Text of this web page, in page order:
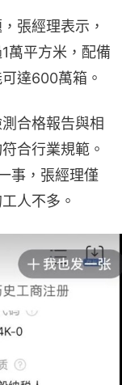
張經理表示，
萬平方米，配備
達600萬箱。
合格報告與相
合行業規範。
事，張經理僅
人不多。